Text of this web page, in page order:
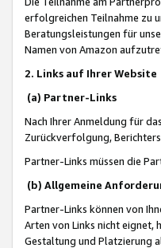
erfolgreichen Teilnahme zu
Beratungsleistungen für
Namen von Amazon
2. Links auf Ihrer Website
(a) Partner-Links
Nach Ihrer Anmeldung für
Zurückverfolgung,
Partner-Links müssen die
(b) Allgemeine
Partner-Links können von
Arten von Links nicht eignet,
Gestaltung und Platzierung